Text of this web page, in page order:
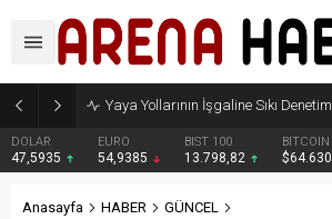
Yaya Yollarının İşgaline Sıkı Denetim
DOLAR
47,5935
EURO
54,9385
BIST 100
13.798,82
BITCOIN
$64.630
Anasayfa HABER
GÜNCEL